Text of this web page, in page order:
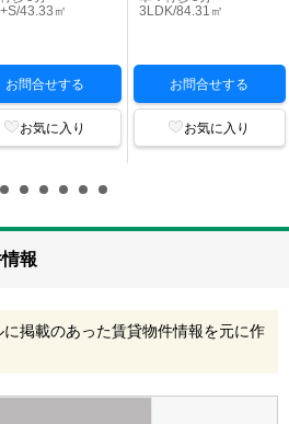
43.33㎡
お問合せする
お気に入り
3LDK/84.31㎡
お問合せする
お気に入り
報
掲載のあった賃貸物件情報を元に作